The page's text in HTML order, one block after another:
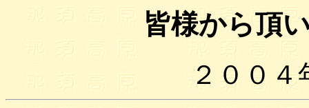
皆様から頂
２００